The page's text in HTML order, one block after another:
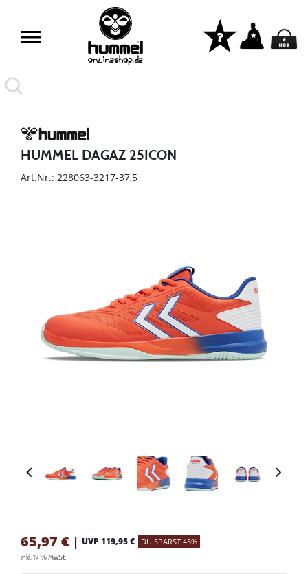
HUMMEL DAGAZ 25ICON
Art.Nr.: 228063-3217-37,5
65,97 € | UVP 119,95 € DU SPARST 45%
inkl. 19 % MwSt.